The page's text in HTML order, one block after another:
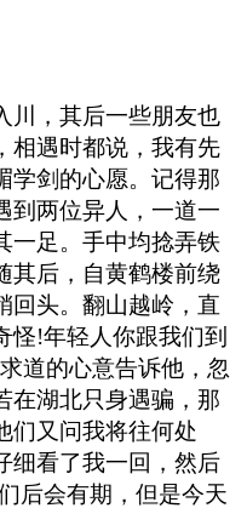
川，其后一些朋友也
相遇时都说，我有先
学剑的心愿。记得那
到两位异人，一道一
一足。手中均捻弄铁
其后，自黄鹤楼前绕
回头。翻山越岭，直
怪!年轻人你跟我们到
道的心意告诉他，忽
在湖北只身遇骗，那
们又问我将往何处
细看了我一回，然后
后会有期，但是今天